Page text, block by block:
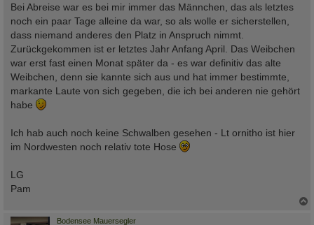
Bei Abreise war es bei mir immer das Männchen, das als letztes
noch ein paar Tage alleine da war, so als wolle er sicherstellen,
dass niemand anderes den Platz in Anspruch nimmt.
Zurückgekommen ist er letztes Jahr Anfang April. Das Weibchen
war erst fast einen Monat später da - es war definitiv das alte
Weibchen, denn sie kannte sich aus und hat immer bestimmte,
markante Laute von sich gegeben, die ich bei anderen nie gehört
habe
Ich hab auch noch keine Schwalben gesehen - Lt ornitho ist hier
im Nordwesten noch relativ tote Hose
LG
Pam
Bodensee Mauersegler